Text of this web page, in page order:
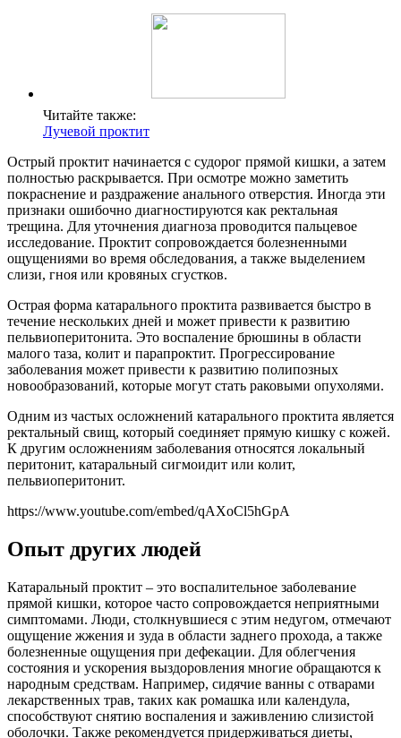
Читайте также:
Лучевой проктит
Острый проктит начинается с судорог прямой кишки, а затем
полностью раскрывается. При осмотре можно заметить
покраснение и раздражение анального отверстия. Иногда эти
признаки ошибочно диагностируются как ректальная
трещина. Для уточнения диагноза проводится пальцевое
исследование. Проктит сопровождается болезненными
ощущениями во время обследования, а также выделением
слизи, гноя или кровяных сгустков.
Острая форма катарального проктита развивается быстро в
течение нескольких дней и может привести к развитию
пельвиоперитонита. Это воспаление брюшины в области
малого таза, колит и парапроктит. Прогрессирование
заболевания может привести к развитию полипозных
новообразований, которые могут стать раковыми опухолями.
Одним из частых осложнений катарального проктита является
ректальный свищ, который соединяет прямую кишку с кожей.
К другим осложнениям заболевания относятся локальный
перитонит, катаральный сигмоидит или колит,
пельвиоперитонит.
https://www.youtube.com/embed/qAXoCl5hGpA
Опыт других людей
Катаральный проктит – это воспалительное заболевание
прямой кишки, которое часто сопровождается неприятными
симптомами. Люди, столкнувшиеся с этим недугом, отмечают
ощущение жжения и зуда в области заднего прохода, а также
болезненные ощущения при дефекации. Для облегчения
состояния и ускорения выздоровления многие обращаются к
народным средствам. Например, сидячие ванны с отварами
лекарственных трав, таких как ромашка или календула,
способствуют снятию воспаления и заживлению слизистой
оболочки. Также рекомендуется придерживаться диеты,